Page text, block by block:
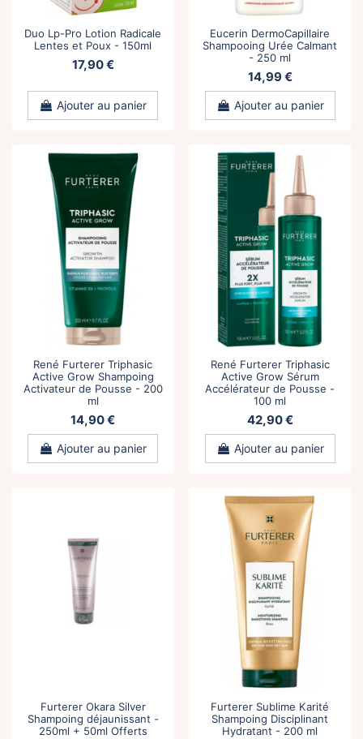
Duo Lp-Pro Lotion Radicale
Lentes et Poux - 150ml
17,90 €
Ajouter au panier
Eucerin DermoCapillaire
Shampooing Urée Calmant
- 250 ml
14,99 €
Ajouter au panier
René Furterer Triphasic
Active Grow Shampoing
Activateur de Pousse - 200
ml
14,90 €
Ajouter au panier
René Furterer Triphasic
Active Grow Sérum
Accélérateur de Pousse -
100 ml
42,90 €
Ajouter au panier
Furterer Okara Silver
Shampoing déjaunissant -
250ml + 50ml Offerts
Furterer Sublime Karité
Shampoing Disciplinant
Hydratant - 200 ml